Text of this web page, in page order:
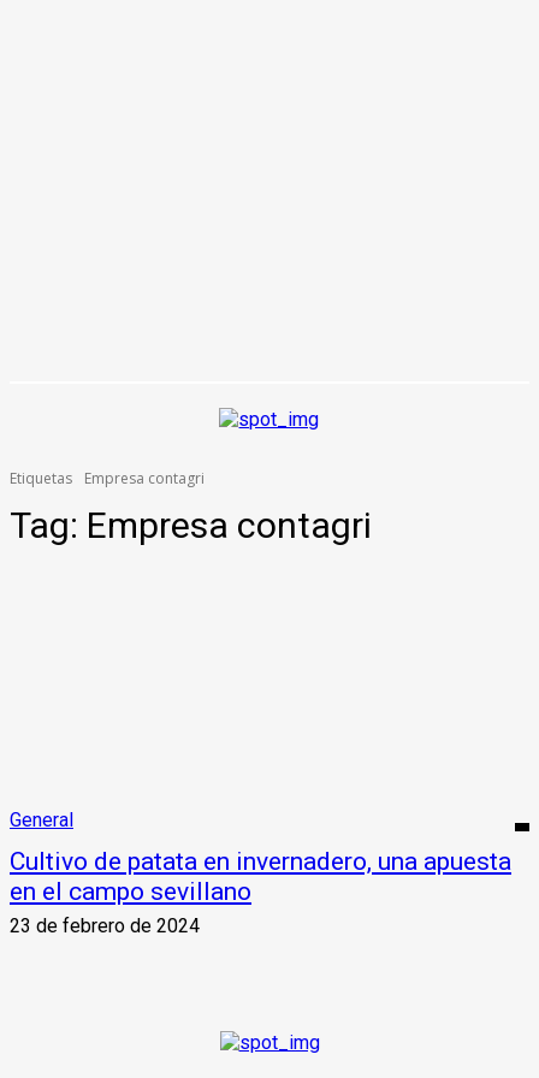
Etiquetas Empresa contagri
Tag: Empresa contagri
General
Cultivo de patata en invernadero, una apuesta
en el campo sevillano
23 de febrero de 2024